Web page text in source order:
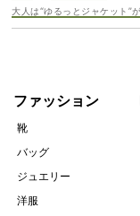
大人は“ゆるっとジャケット”
ファッション
靴
バッグ
ジュエリー
洋服